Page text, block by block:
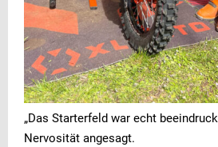
„Das Starterfeld war echt
Nervosität angesagt.